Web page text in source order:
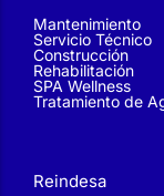
Mantenimiento
Servicio Técnico
Construcción
Rehabilitación
SPA Wellness
Tratamiento de
Reindesa